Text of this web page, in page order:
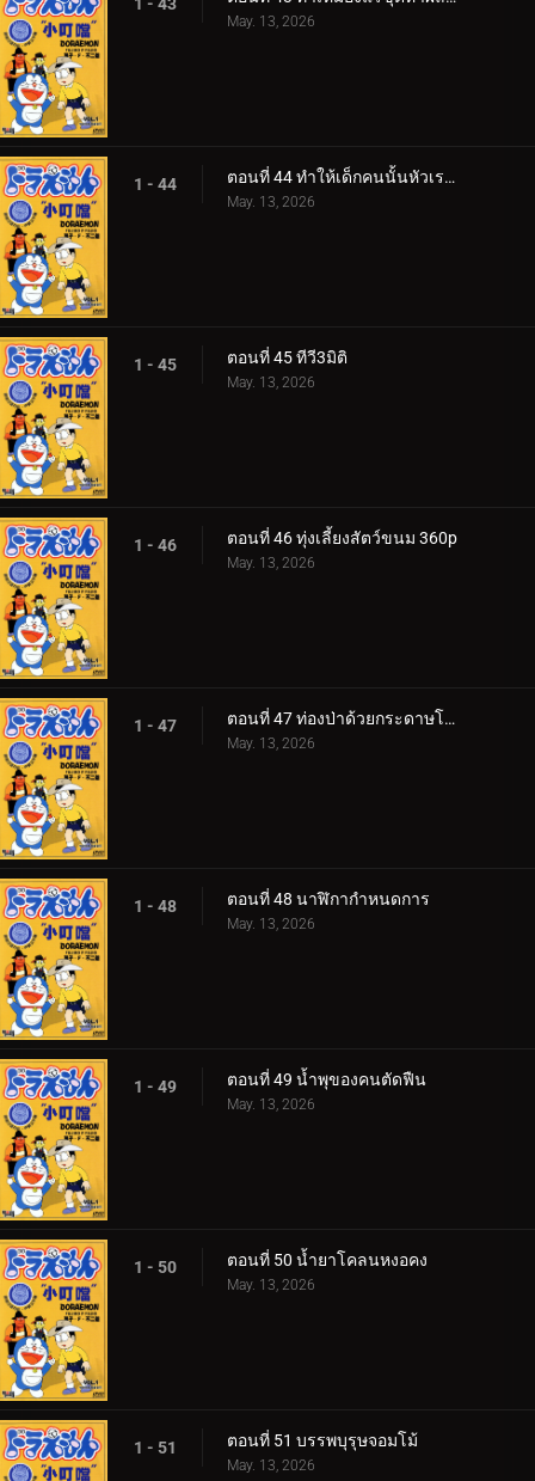
1 - 43
May. 13, 2026
1 - 44 ตอนที่ 44 ทำให้เด็กคนนั้นหัวเราะหน่อย
May. 13, 2026
1 - 45 ตอนที่ 45 ทีวี3มิติ
May. 13, 2026
1 - 46 ตอนที่ 46 ทุ่งเลี้ยงสัตว์ขนม 360p
May. 13, 2026
1 - 47 ตอนที่ 47 ท่องป่าด้วยกระดาษโอริงามิ
May. 13, 2026
1 - 48 ตอนที่ 48 นาฬิกากำหนดการ
May. 13, 2026
1 - 49 ตอนที่ 49 น้ำพุของคนตัดฟืน
May. 13, 2026
1 - 50 ตอนที่ 50 น้ำยาโคลนหงอคง
May. 13, 2026
1 - 51 ตอนที่ 51 บรรพบุรุษจอมโม้
May. 13, 2026